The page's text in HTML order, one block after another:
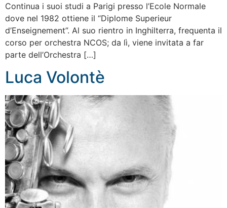
Continua i suoi studi a Parigi presso l’Ecole Normale
dove nel 1982 ottiene il “Diplome Superieur
d’Enseignement”. Al suo rientro in Inghilterra, frequenta il
corso per orchestra NCOS; da lì, viene invitata a far
parte dell’Orchestra […]
Luca Volontè